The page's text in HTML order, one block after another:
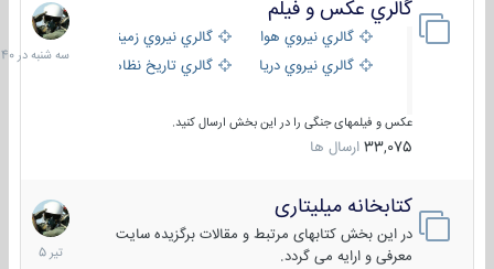
گالري عكس و فيلم
گالري نيروي هوايي
گالري نيروي زميني
گالري نيروي دريايي
گالري تاریخ نظامی
عکس و فیلمهای جنگی را در این بخش ارسال کنید.
33,075 ارسال ها
سه
شنبه
در
کتابخانه میلیتاری
در این بخش کتابهای مرتبط و مقالات برگزیده سایت
معرفی و ارایه می گردد.
16
تیر
1405